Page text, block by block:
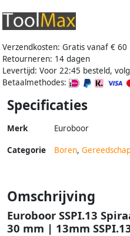
Verzendkosten: Gratis vanaf € 60
Retourneren: 14 dagen
Levertijd: Voor 22:45 besteld,
Betaalmethodes:
Specificaties
Merk Euroboor
Categorie Boren,
Omschrijving
Euroboor SSPI.13
30 mm | 13mm